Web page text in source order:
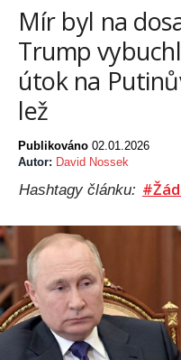
Mír byl na
Trump
útok na
lež
Publikováno 02.01.2026
Autor: David Nossek
Hashtagy článku: